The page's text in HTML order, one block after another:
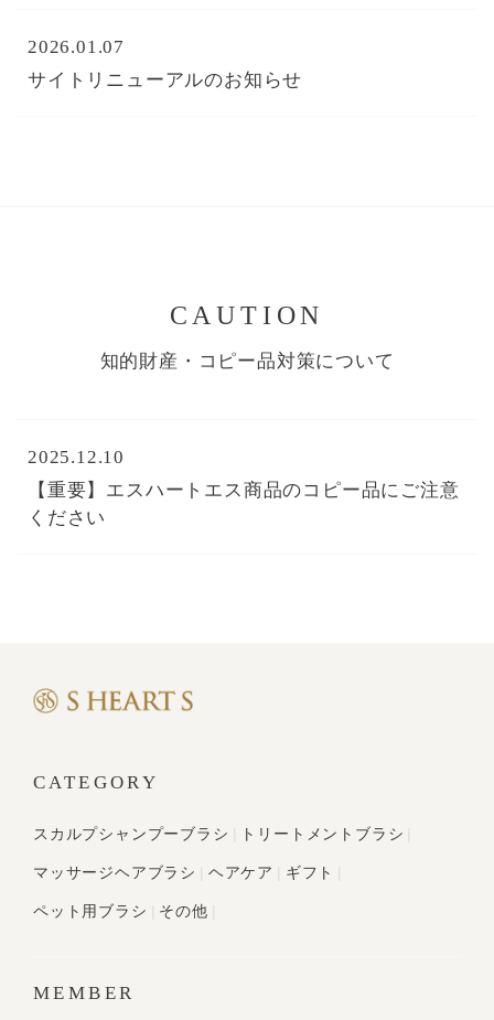
2026.01.07
サイトリニューアルのお知らせ
CAUTION
知的財産・コピー品対策について
2025.12.10
【重要】エスハートエス商品のコピー品にご注意
ください
CATEGORY
スカルプシャンプーブラシ トリートメントブラシ
マッサージヘアブラシ ヘアケア ギフト
ペット用ブラシ その他
MEMBER